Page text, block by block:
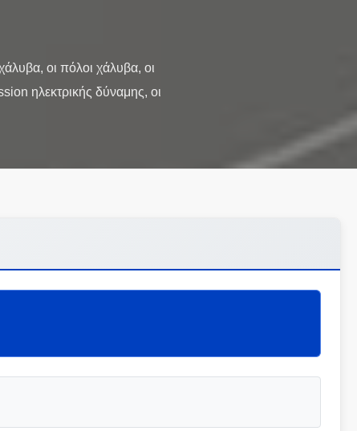
οι πόλοι χάλυβα, οι
ηλεκτρικής δύναμης, οι